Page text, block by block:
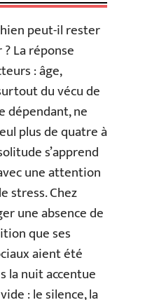
peut-il rester
La réponse
: âge,
du vécu de
dépendant, ne
plus de quatre à
s’apprend
une attention
stress. Chez
une absence de
que ses
aient été
la nuit accentue
: le silence, la